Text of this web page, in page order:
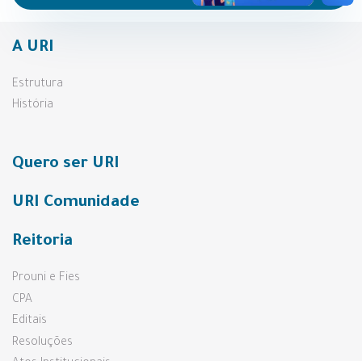
A URI
Estrutura
História
Quero ser URI
URI Comunidade
Reitoria
Prouni e Fies
CPA
Editais
Resoluções